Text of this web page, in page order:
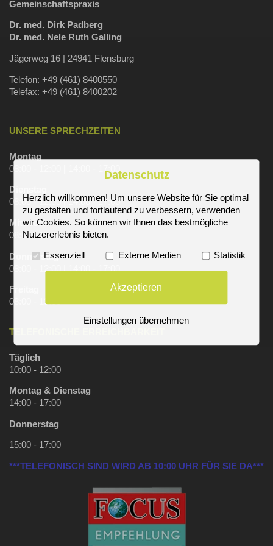
Gemeinschaftspraxis
Dr. med. Dirk Padberg
Dr. med. Nele Ruth Galling
Jägerweg 16 | 24941 Flensburg
Telefon: +49 (461) 8400550
Telefax: +49 (461) 8400202
UNSERE SPRECHZEITEN
Montag
08:00 - 12:00
Dienstag
08:00 - 12:00 | 14:00 - 17:00
Mittwoch
08:00 - 13:00
Donnerstag
08:00 - 12:00 | 14:00 - 17:00
Freitag
08:00 - 13:00
TELEFONISCHE ERREICHBARKEIT
Täglich
10:00 - 12:00
Montag & Dienstag
14:00 - 17:00
Donnerstag
15:00 - 17:00
***TELEFONISCH SIND WIRD AB 10:00 UHR FÜR SIE DA***
Datenschutz
Herzlich willkommen! Um unsere Website für Sie optimal
zu gestalten und fortlaufend zu verbessern, verwenden
wir Cookies. So können wir Ihnen das bestmögliche
Nutzererlebnis bieten.
Essenziell Externe Medien Statistik
Akzeptieren
Einstellungen übernehmen